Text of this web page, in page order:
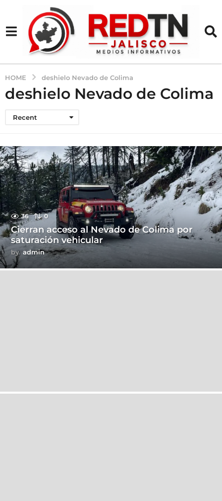
HOME deshielo Nevado de Colima
deshielo Nevado de Colima
Recent
36 0
Cierran acceso al Nevado de Colima por
saturación vehicular
by admin